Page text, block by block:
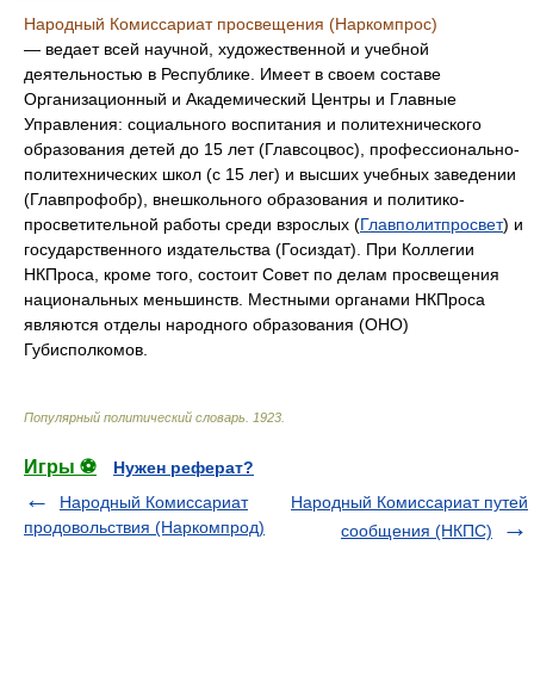
Народный Комиссариат просвещения (Наркомпрос)
— ведает всей научной, художественной и учебной
деятельностью в Республике. Имеет в своем составе
Организационный и Академический Центры и Главные
Управления: социального воспитания и политехнического
образования детей до 15 лет (Главсоцвос), профессионально-
политехнических школ (с 15 лег) и высших учебных заведении
(Главпрофобр), внешкольного образования и политико-
просветительной работы среди взрослых (Главполитпросвет) и
государственного издательства (Госиздат). При Коллегии
НКПроса, кроме того, состоит Совет по делам просвещения
национальных меньшинств. Местными органами НКПроса
являются отделы народного образования (ОНО)
Губисполкомов.
Популярный политический словарь 1923
Игры ⚽
Нужен реферат?
Народный Комиссариат
продовольствия (Наркомпрод)
Народный Комиссариат путей
сообщения (НКПС)